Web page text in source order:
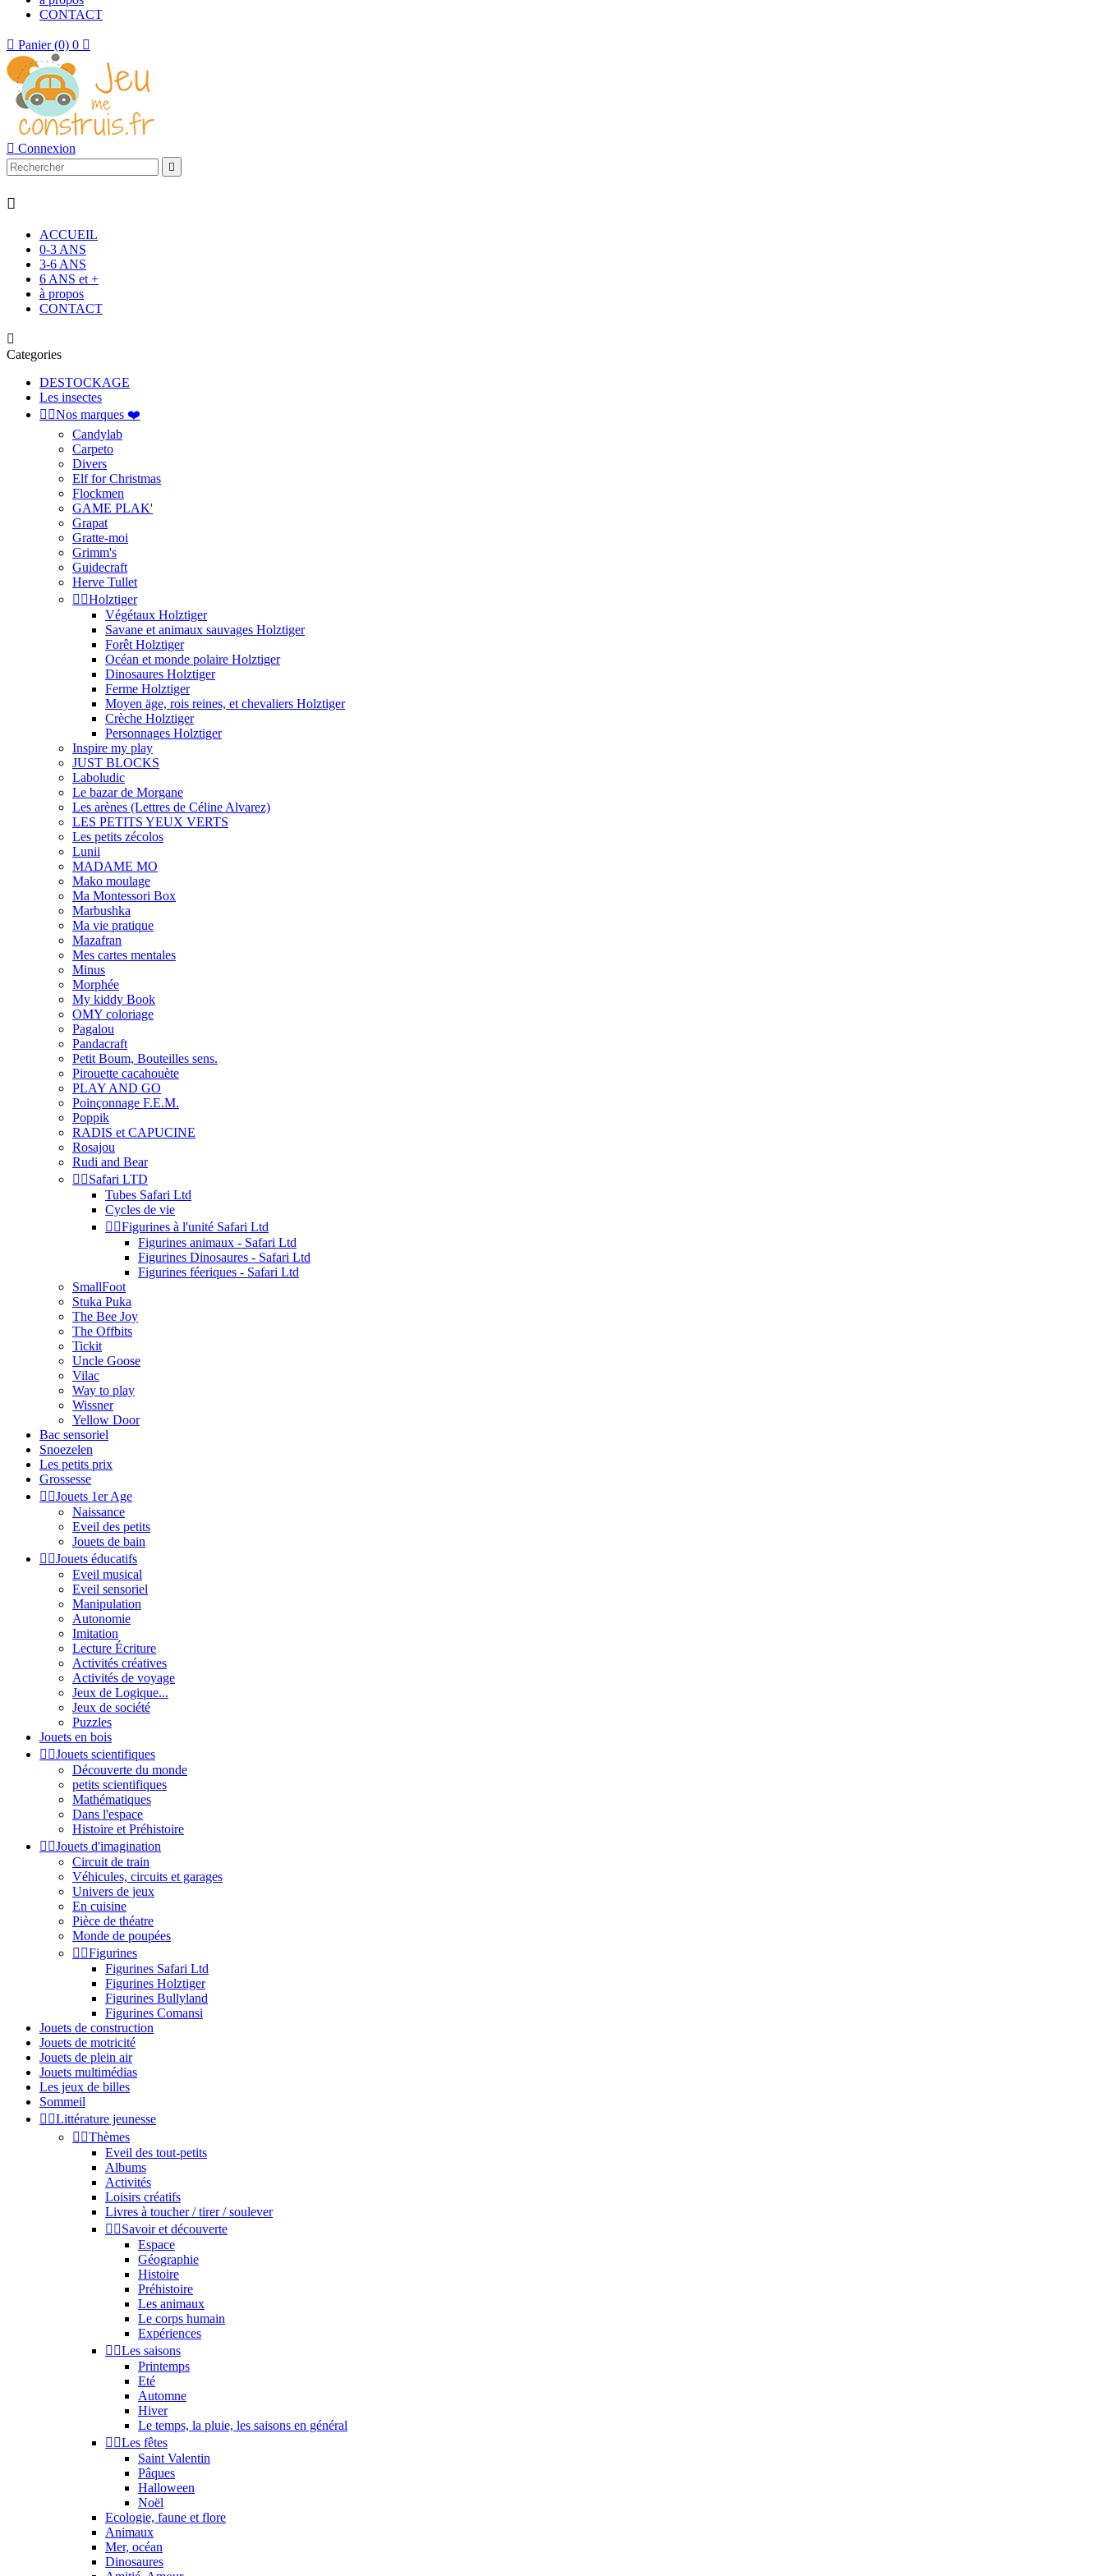
CONTACT
 Panier (0) 0 
 Connexion


ACCUEIL
0-3 ANS
3-6 ANS
6 ANS et +
à propos
CONTACT

Categories
DESTOCKAGE
Les insectes
 Nos marques ❤️
Candylab
Carpeto
Divers
Elf for Christmas
Flockmen
GAME PLAK'
Grapat
Gratte-moi
Grimm's
Guidecraft
Herve Tullet
 Holztiger
Végétaux Holztiger
Savane et animaux sauvages Holztiger
Forêt Holztiger
Océan et monde polaire Holztiger
Dinosaures Holztiger
Ferme Holztiger
Moyen äge, rois reines, et chevaliers Holztiger
Crèche Holztiger
Personnages Holztiger
Inspire my play
JUST BLOCKS
Laboludic
Le bazar de Morgane
Les arènes (Lettres de Céline Alvarez)
LES PETITS YEUX VERTS
Les petits zécolos
Lunii
MADAME MO
Mako moulage
Ma Montessori Box
Marbushka
Ma vie pratique
Mazafran
Mes cartes mentales
Minus
Morphée
My kiddy Book
OMY coloriage
Pagalou
Pandacraft
Petit Boum, Bouteilles sens.
Pirouette cacahouète
PLAY AND GO
Poinçonnage F.E.M.
Poppik
RADIS et CAPUCINE
Rosajou
Rudi and Bear
 Safari LTD
Tubes Safari Ltd
Cycles de vie
 Figurines à l'unité Safari Ltd
Figurines animaux - Safari Ltd
Figurines Dinosaures - Safari Ltd
Figurines féeriques - Safari Ltd
SmallFoot
Stuka Puka
The Bee Joy
The Offbits
Tickit
Uncle Goose
Vilac
Way to play
Wissner
Yellow Door
Bac sensoriel
Snoezelen
Les petits prix
Grossesse
 Jouets 1er Age
Naissance
Eveil des petits
Jouets de bain
 Jouets éducatifs
Eveil musical
Eveil sensoriel
Manipulation
Autonomie
Imitation
Lecture Écriture
Activités créatives
Activités de voyage
Jeux de Logique...
Jeux de société
Puzzles
Jouets en bois
 Jouets scientifiques
Découverte du monde
petits scientifiques
Mathématiques
Dans l'espace
Histoire et Préhistoire
 Jouets d'imagination
Circuit de train
Véhicules, circuits et garages
Univers de jeux
En cuisine
Pièce de théatre
Monde de poupées
 Figurines
Figurines Safari Ltd
Figurines Holztiger
Figurines Bullyland
Figurines Comansi
Jouets de construction
Jouets de motricité
Jouets de plein air
Jouets multimédias
Les jeux de billes
Sommeil
 Littérature jeunesse
 Thèmes
Eveil des tout-petits
Albums
Activités
Loisirs créatifs
Livres à toucher / tirer / soulever
 Savoir et découverte
Espace
Géographie
Histoire
Préhistoire
Les animaux
Le corps humain
Expériences
 Les saisons
Printemps
Eté
Automne
Hiver
Le temps, la pluie, les saisons en général
 Les fêtes
Saint Valentin
Pâques
Halloween
Noël
Ecologie, faune et flore
Animaux
Mer, océan
Dinosaures